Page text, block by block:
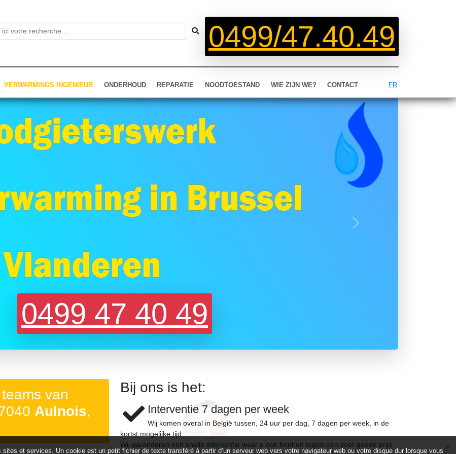
0499/47.40.49
VERWARMINGS INGENIEUR ONDERHOUD REPARATIE NOODTOESTAND WIE ZIJN WE? CONTACT FR
0499 47 40 49
Suivant
van
Aulnois,
Bij ons is het:
Interventie 7 dagen per week
Wij komen overal in België tussen, 24 uur per dag, 7 dagen per week, in de
kortst mogelijke tijd.
Wij garanderen een snelle interventie waar u ook bent en tegen een zeer goede prijs.
et services. Un cookie est un petit fichier de texte transféré à partir d’un serveur web vers votre navigateur web ou votre disque dur lorsque vous